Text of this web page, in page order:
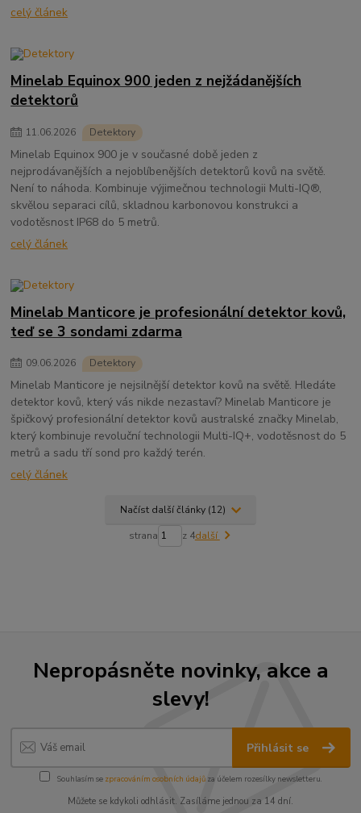
celý článek
Minelab Equinox 900 jeden z nejžádanějších
detektorů
11.06.2026 Detektory
Minelab Equinox 900 je v současné době jeden z
nejprodávanějších a nejoblíbenějších detektorů kovů na světě.
Není to náhoda. Kombinuje výjimečnou technologii Multi-IQ®,
skvělou separaci cílů, skladnou karbonovou konstrukci a
vodotěsnost IP68 do 5 metrů.
celý článek
Minelab Manticore je profesionální detektor kovů,
teď se 3 sondami zdarma
09.06.2026 Detektory
Minelab Manticore je nejsilnější detektor kovů na světě. Hledáte
detektor kovů, který vás nikde nezastaví? Minelab Manticore je
špičkový profesionální detektor kovů australské značky Minelab,
který kombinuje revoluční technologii Multi-IQ+, vodotěsnost do 5
metrů a sadu tří sond pro každý terén.
celý článek
Načíst další články (12)
strana z 4další
Nepropásněte novinky, akce a
slevy!
Přihlásit se
Souhlasím se zpracováním osobních údajůza účelem rozesílky newsletteru.
Můžete se kdykoli odhlásit. Zasíláme jednou za 14 dní.